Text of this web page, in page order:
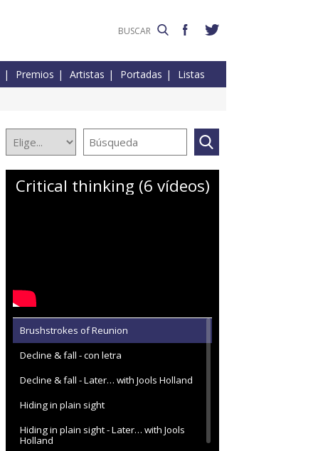
Premios Artistas Portadas Listas
Critical thinking (6 vídeos)
Brushstrokes of Reunion
Decline & fall - con letra
Decline & fall - Later… with Jools Holland
Hiding in plain sight
Hiding in plain sight - Later… with Jools
Holland